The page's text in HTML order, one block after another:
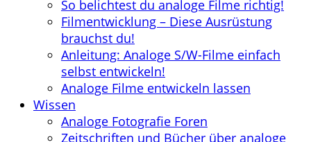
So belichtest du analoge Filme richtig!
Filmentwicklung – Diese Ausrüstung
brauchst du!
Anleitung: Analoge S/W-Filme einfach
selbst entwickeln!
Analoge Filme entwickeln lassen
Wissen
Analoge Fotografie Foren
Zeitschriften und Bücher über analoge